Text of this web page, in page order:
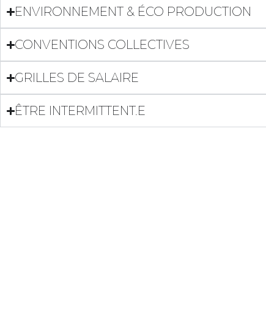
ENVIRONNEMENT & ÉCO PRODUCTION
CONVENTIONS COLLECTIVES
GRILLES DE SALAIRE
ÊTRE INTERMITTENT.E